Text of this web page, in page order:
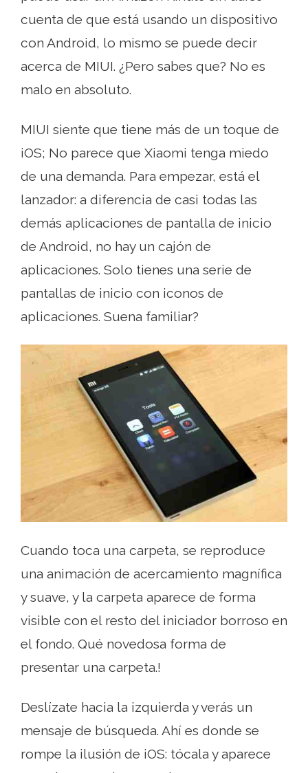
cuenta de que está usando un dispositivo
con Android, lo mismo se puede decir
acerca de MIUI. ¿Pero sabes que? No es
malo en absoluto.
MIUI siente que tiene más de un toque de
iOS; No parece que Xiaomi tenga miedo
de una demanda. Para empezar, está el
lanzador: a diferencia de casi todas las
demás aplicaciones de pantalla de inicio
de Android, no hay un cajón de
aplicaciones. Solo tienes una serie de
pantallas de inicio con iconos de
aplicaciones. Suena familiar?
Cuando toca una carpeta, se reproduce
una animación de acercamiento magnífica
y suave, y la carpeta aparece de forma
visible con el resto del iniciador borroso en
el fondo. Qué novedosa forma de
presentar una carpeta.!
Deslízate hacia la izquierda y verás un
mensaje de búsqueda. Ahí es donde se
rompe la ilusión de iOS: tócala y aparece